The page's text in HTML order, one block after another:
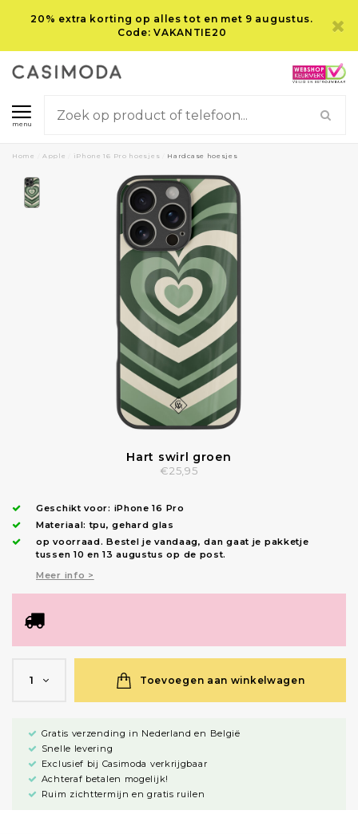
20% extra korting op alles tot en met 9 augustus.
Code: VAKANTIE20
menu
Home Apple iPhone 16 Pro hoesjes Hardcase hoesjes
Hart swirl groen
€25,95
Geschikt voor: iPhone 16 Pro
Materiaal: tpu, gehard glas
op voorraad.Bestel je vandaag, dan gaat je pakketje
tussen 10 en 13 augustus op de post.
Meer info >
1 Toevoegen aan winkelwagen
Gratis verzending in Nederland en België
Snelle levering
Exclusief bij Casimoda verkrijgbaar
Achteraf betalen mogelijk!
Ruim zichttermijn en gratis ruilen